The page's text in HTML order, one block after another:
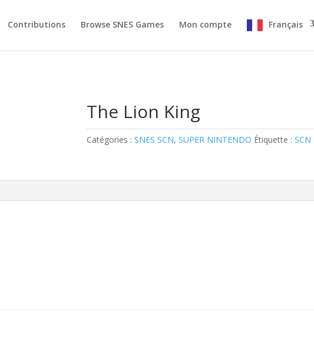
Contributions Browse SNES Games Mon compte Français
The Lion King
Catégories : SNES SCN, SUPER NINTENDO Étiquette : SCN